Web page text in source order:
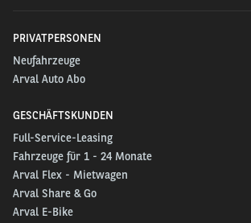
PRIVATPERSONEN
Neufahrzeuge
Arval Auto Abo
GESCHÄFTSKUNDEN
Full-Service-Leasing
Fahrzeuge für 1 - 24 Monate
Arval Flex - Mietwagen
Arval Share & Go
Arval E-Bike